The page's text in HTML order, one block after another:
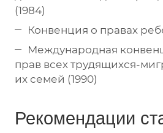
(1984)
Конвенция о правах
Международная
прав всех трудящихся-
их семей (1990)
Рекомендации